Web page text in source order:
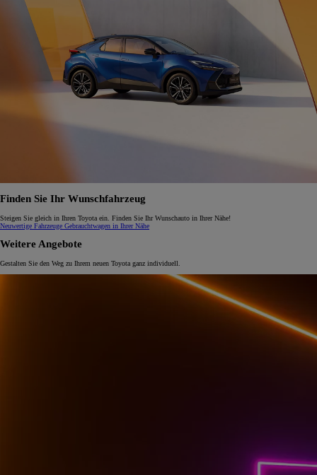
Finden Sie Ihr Wunschfahrzeug
Steigen Sie gleich in Ihren Toyota ein. Finden Sie Ihr Wunschauto in Ihrer Nähe!
Neuwertige Fahrzeuge Gebrauchtwagen in Ihrer Nähe
Weitere Angebote
Gestalten Sie den Weg zu Ihrem neuen Toyota ganz individuell.